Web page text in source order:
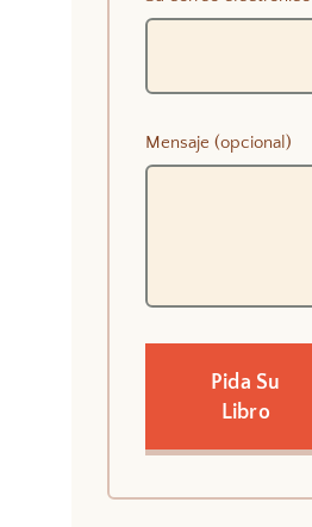
Mensaje (opcional)
Pida Su
Libro